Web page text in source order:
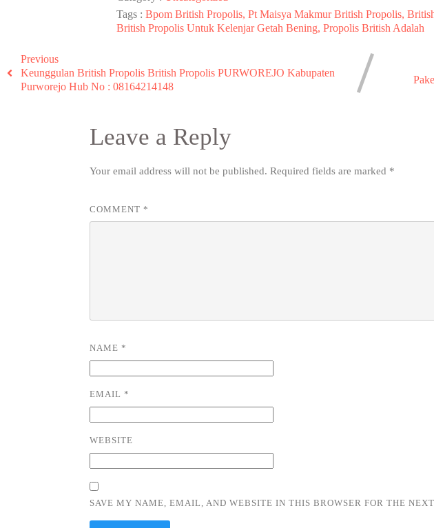
Tags : Bpom British Propolis, Pt Maisya Makmur British Propolis,
British Propolis Untuk Kelenjar Getah Bening, Propolis British Adalah
Previous
Keunggulan British Propolis British Propolis PURWOREJO Kabupaten
Purworejo Hub No : 08164214148
Leave a Reply
Your email address will not be published. Required fields are marked *
COMMENT*
NAME*
EMAIL*
WEBSITE
SAVE MY NAME, EMAIL, AND WEBSITE IN THIS BROWSER FOR THE